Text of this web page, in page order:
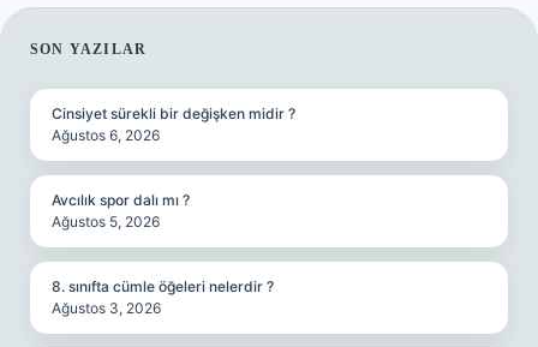
SIDEBAR
SON YAZILAR
Cinsiyet sürekli bir değişken midir ?
Ağustos 6, 2026
Avcılık spor dalı mı ?
Ağustos 5, 2026
8. sınıfta cümle öğeleri nelerdir ?
Ağustos 3, 2026